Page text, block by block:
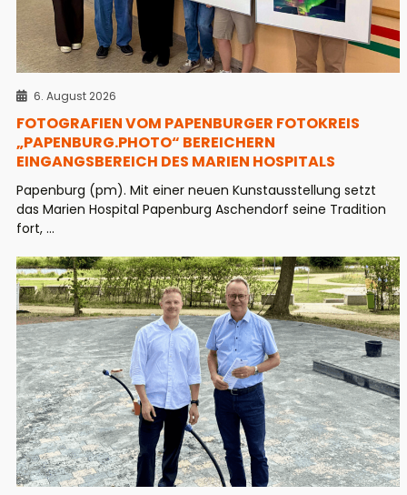
6. August 2026
FOTOGRAFIEN VOM PAPENBURGER FOTOKREIS
„PAPENBURG.PHOTO“ BEREICHERN
EINGANGSBEREICH DES MARIEN HOSPITALS
Papenburg (pm). Mit einer neuen Kunstausstellung setzt
das Marien Hospital Papenburg Aschendorf seine Tradition
fort, ...